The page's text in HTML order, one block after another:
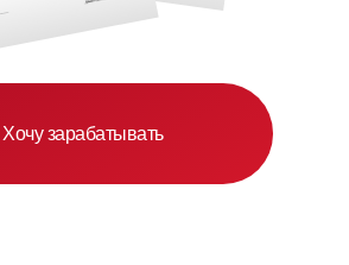
Хочу зарабатывать